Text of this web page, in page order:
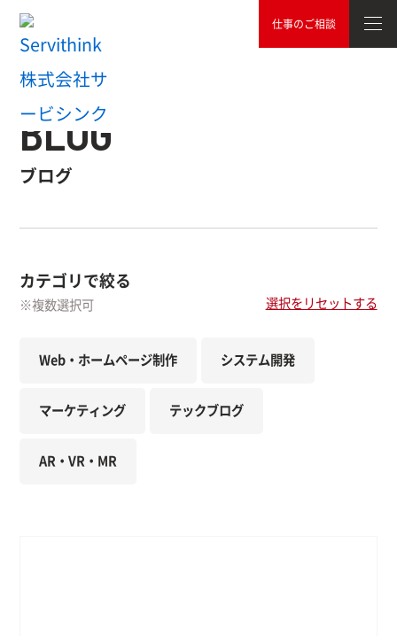
仕事のご相談
TOP ブログ
BLOG
ブログ
カテゴリで絞る
※複数選択可 選択をリセットする
Web・ホームページ制作 システム開発
マーケティング テックブログ
AR・VR・MR